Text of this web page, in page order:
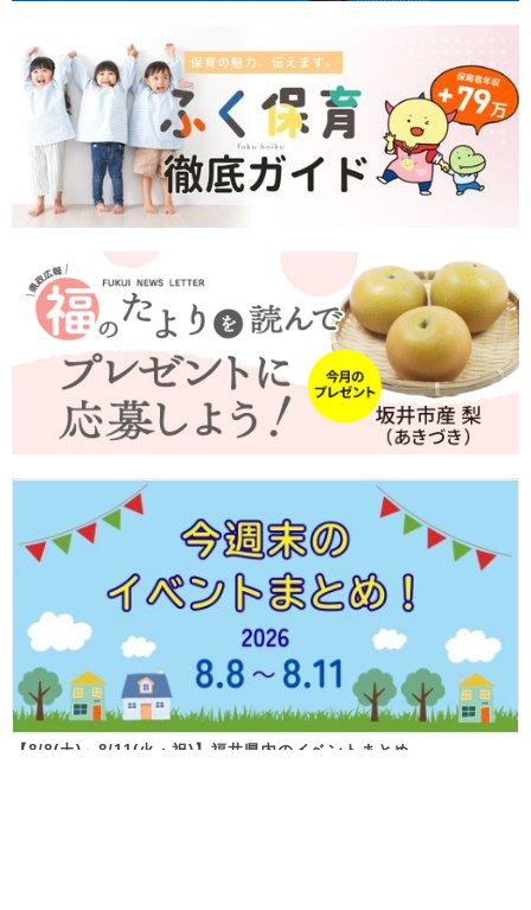
【8/8(土)～8/11(火・祝)】福井県内のイベントまとめ